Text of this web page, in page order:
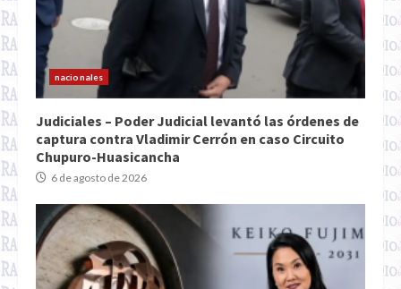
nacionales
Judiciales – Poder Judicial levantó las órdenes de
captura contra Vladimir Cerrón en caso Circuito
Chupuro-Huasicancha
6 de agosto de 2026